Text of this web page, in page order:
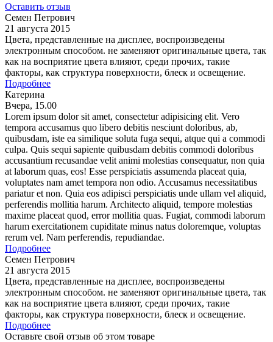
Оставить отзыв
Семен Петрович
21 августа 2015
Цвета, представленные на дисплее, воспроизведены
электронным способом. не заменяют оригинальные цвета, так
как на восприятие цвета влияют, среди прочих, такие
факторы, как структура поверхности, блеск и освещение.
Подробнее
Катерина
Вчера, 15.00
Lorem ipsum dolor sit amet, consectetur adipisicing elit. Vero
tempora accusamus quo libero debitis nesciunt doloribus, ab,
quibusdam, iste ea similique soluta fuga sequi, atque qui a commodi
culpa. Quis sequi sapiente quibusdam debitis commodi doloribus
accusantium recusandae velit animi molestias consequatur, non quia
at laborum quas, eos! Esse perspiciatis assumenda placeat quia,
voluptates nam amet tempora non odio. Accusamus necessitatibus
pariatur et non. Quia eos adipisci perspiciatis unde ullam vel aliquid,
perferendis mollitia harum. Architecto aliquid, tempore molestias
maxime placeat quod, error mollitia quas. Fugiat, commodi laborum
harum exercitationem cupiditate minus natus doloremque, voluptas
rerum vel. Nam perferendis, repudiandae.
Подробнее
Семен Петрович
21 августа 2015
Цвета, представленные на дисплее, воспроизведены
электронным способом. не заменяют оригинальные цвета, так
как на восприятие цвета влияют, среди прочих, такие
факторы, как структура поверхности, блеск и освещение.
Подробнее
Оставьте свой отзыв об этом товаре